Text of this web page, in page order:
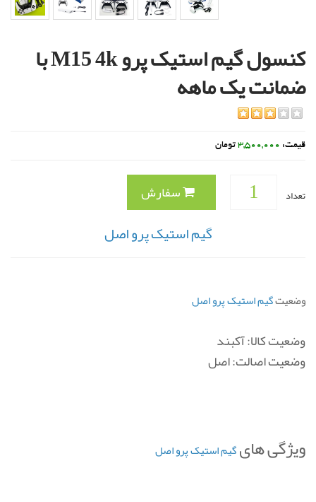
کنسول گیم استیک پرو M15 4k با
ضمانت یک ماهه
قیمت: 3,500,000 تومان
تعداد سفارش
گیم استیک پرو اصل
وضعیتگیم استیک پرو اصل
وضعیت کالا: آکبند
وضعیت اصالت: اصل
ویژگی هایگیم استیک پرو اصل